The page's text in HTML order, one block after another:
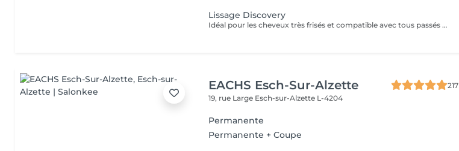
Lissage Discovery
Idéal pour les cheveux très frisés et compatible avec tous passés chimiques, couleurs, mèches et défrisages. Ses actifs de cellules souches de pomme suisse aux effets régénérants garantissent un lissage raide et extremement brillant jusqu'a 8 mois. Destiné aux cheveux épais,crépus,frisés ou ondulé. À la base de cellule souche de pomme Suisse,acide lactique,acide glycolique apporte de la brillance,régénère la fibre capillaire et possible d'appliquer aux femmes enceintes et aux enfants.
EACHS Esch-Sur-Alzette
217
19, rue Large Esch-sur-Alzette L-4204
Permanente
Permanente + Coupe